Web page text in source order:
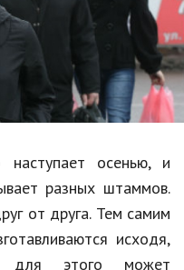
наступает осенью, и
разных штаммов.
от друга. Тем самим
исходя,
этого может